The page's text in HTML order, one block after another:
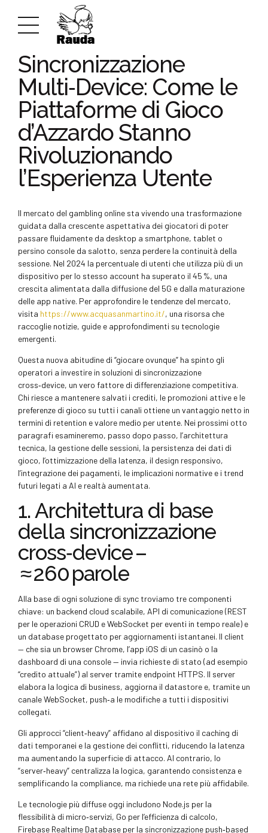
UNCATEGORIZED
Sincronizzazione
Multi‑Device: Come le
Piattaforme di Gioco
d’Azzardo Stanno
Rivoluzionando
l’Esperienza Utente
Il mercato del gambling online sta vivendo una trasformazione
guidata dalla crescente aspettativa dei giocatori di poter
passare fluidamente da desktop a smartphone, tablet o
persino console da salotto, senza perdere la continuità della
sessione. Nel 2024 la percentuale di utenti che utilizza più di un
dispositivo per lo stesso account ha superato il 45 %, una
crescita alimentata dalla diffusione del 5G e dalla maturazione
delle app native. Per approfondire le tendenze del mercato,
visita https://www.acquasanmartino.it/, una risorsa che
raccoglie notizie, guide e approfondimenti su tecnologie
emergenti.
Questa nuova abitudine di “giocare ovunque” ha spinto gli
operatori a investire in soluzioni di sincronizzazione
cross‑device, un vero fattore di differenziazione competitiva.
Chi riesce a mantenere salvati i crediti, le promozioni attive e le
preferenze di gioco su tutti i canali ottiene un vantaggio netto in
termini di retention e valore medio per utente. Nei prossimi otto
paragrafi esamineremo, passo dopo passo, l’architettura
tecnica, la gestione delle sessioni, la persistenza dei dati di
gioco, l’ottimizzazione della latenza, il design responsivo,
l’integrazione dei pagamenti, le implicazioni normative e i trend
futuri legati a AI e realtà aumentata.
1. Architettura di base
della sincronizzazione
cross‑device –
≈ 260 parole
Alla base di ogni soluzione di sync troviamo tre componenti
chiave: un backend cloud scalabile, API di comunicazione (REST
per le operazioni CRUD e WebSocket per eventi in tempo reale) e
un database progettato per aggiornamenti istantanei. Il client
— che sia un browser Chrome, l’app iOS di un casinò o la
dashboard di una console — invia richieste di stato (ad esempio
“credito attuale”) al server tramite endpoint HTTPS. Il server
elabora la logica di business, aggiorna il datastore e, tramite un
canale WebSocket, push‑a le modifiche a tutti i dispositivi
collegati.
Gli approcci “client‑heavy” affidano al dispositivo il caching di
dati temporanei e la gestione dei conflitti, riducendo la latenza
ma aumentando la superficie di attacco. Al contrario, lo
“server‑heavy” centralizza la logica, garantendo consistenza e
semplificando la compliance, ma richiede una rete più affidabile.
Le tecnologie più diffuse oggi includono Node.js per la
flessibilità di micro‑servizi, Go per l’efficienza di calcolo,
Firebase Realtime Database per la sincronizzazione push‑based